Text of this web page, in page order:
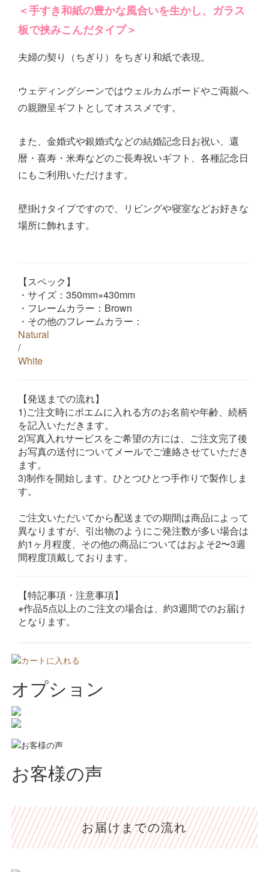
＜手すき和紙の豊かな風合いを生かし、ガラス
板で挟みこんだタイプ＞
夫婦の契り（ちぎり）をちぎり和紙で表現。
ウェディングシーンではウェルカムボードやご両親へ
の親贈呈ギフトとしてオススメです。
また、金婚式や銀婚式などの結婚記念日お祝い、還
暦・喜寿・米寿などのご長寿祝いギフト、各種記念日
にもご利用いただけます。
壁掛けタイプですので、リビングや寝室などお好きな
場所に飾れます。
【スペック】
・サイズ：350mm×430mm
・フレームカラー：Brown
・その他のフレームカラー：
Natural
/
White
【発送までの流れ】
1)ご注文時にポエムに入れる方のお名前や年齢、続柄
を記入いただきます。
2)写真入れサービスをご希望の方には、ご注文完了後
お写真の送付についてメールでご連絡させていただき
ます。
3)制作を開始します。ひとつひとつ手作りで製作しま
す。
ご注文いただいてから配送までの期間は商品によって
異なりますが、引出物のようにご発注数が多い場合は
約1ヶ月程度、その他の商品についてはおよそ2〜3週
間程度頂戴しております。
【特記事項・注意事項】
※作品5点以上のご注文の場合は、約3週間でのお届け
となります。
オプション
お客様の声
お届けまでの流れ